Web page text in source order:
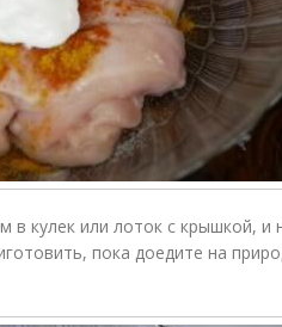
кулек или лоток с крышкой, и
пока доедите на